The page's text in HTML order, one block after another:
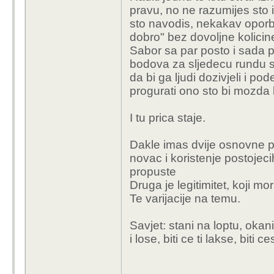
pravu, no ne razumijes
sto navodis, nekakav
dobro" bez dovoljne
Sabor sa par posto i sada
bodova za sljedecu rundu
da bi ga ljudi dozivjeli i
progurati ono sto bi mozda
I tu prica staje.
Dakle imas dvije osnovne
novac i koristenje
propuste
Druga je legitimitet, koji
Te varijacije na temu.
Savjet: stani na loptu,
i lose, biti ce ti lakse, biti